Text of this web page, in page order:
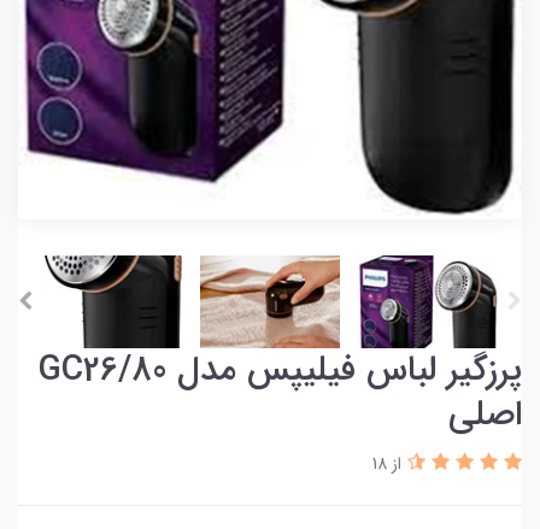
پرزگیر لباس فیلیپس مدل GC26/80
اصلی
از 18